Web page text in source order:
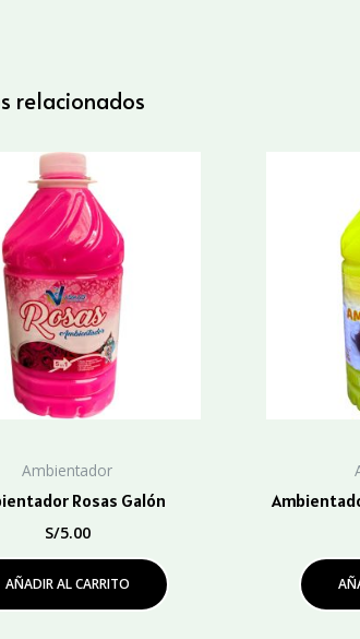
relacionados
Ambientador
Rosas Galón
S/5.00
AÑADIR AL CARRITO